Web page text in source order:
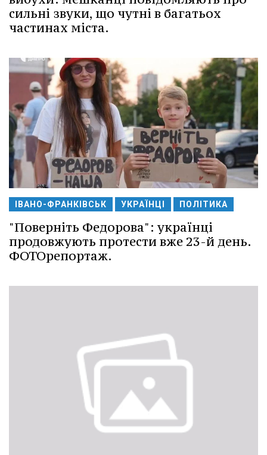
сильні звуки, що чутні в багатьох
частинах міста.
ІВАНО-ФРАНКІВСЬК УКРАЇНЦІ ПОЛІТИКА
"Поверніть Федорова": українці
продовжують протести вже 23-й день.
ФОТОрепортаж.